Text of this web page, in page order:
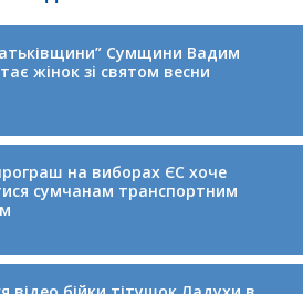
Сумщини Вадим
жінок зі святом весни
на виборах ЄС хоче
сумчанам транспортним